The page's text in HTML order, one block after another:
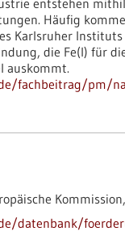
entstehen
Häufig
Karlsruher
die Fe(I) für
auskommt.
fachbeitrag/pm/
Kommission,
datenbank/